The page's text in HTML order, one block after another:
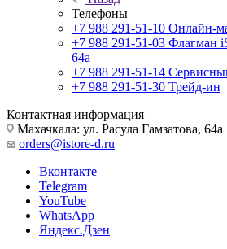
Телефоны
+7 988 291-51-10 Онлайн-
+7 988 291-51-03 Флагман
64а
+7 988 291-51-14
+7 988 291-51-30 Трейд-ин
Контактная информация
Махачкала: ул. Расула Гамзатова, 64а
orders@istore-d.ru
Вконтакте
Telegram
YouTube
WhatsApp
Яндекс.Дзен